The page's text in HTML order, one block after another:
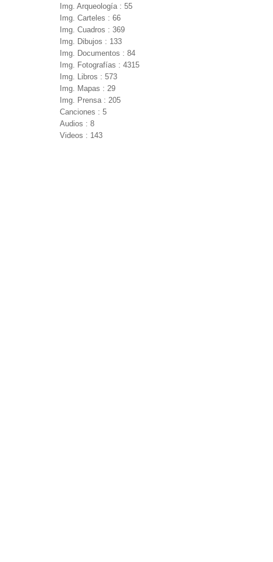
Img. Arqueología : 55
Img. Carteles : 66
Img. Cuadros : 369
Img. Dibujos : 133
Img. Documentos : 84
Img. Fotografías : 4315
Img. Libros : 573
Img. Mapas : 29
Img. Prensa : 205
Canciones : 5
Audios : 8
Videos : 143